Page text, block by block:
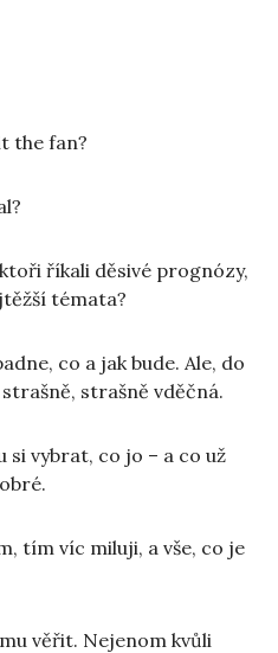
the fan?
říkali děsivé prognózy,
témata?
co a jak bude. Ale, do
strašně vděčná.
si vybrat, co jo – a co už
tím víc miluji, a vše, co je
věřit. Nejenom kvůli